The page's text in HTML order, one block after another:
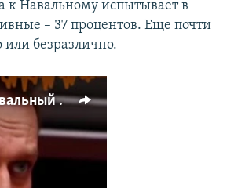
к Навальному испытывает в
– 37 процентов. Еще почти
или безразлично.
«Это что, бутерброд?» Что Навальный говорил о Крыме (видео)